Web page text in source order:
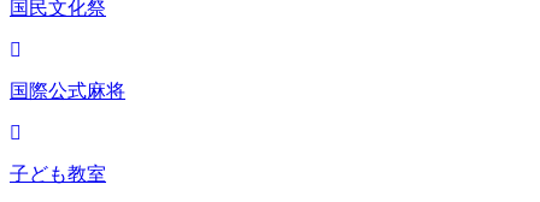
国民文化祭
国際公式麻将
子ども教室